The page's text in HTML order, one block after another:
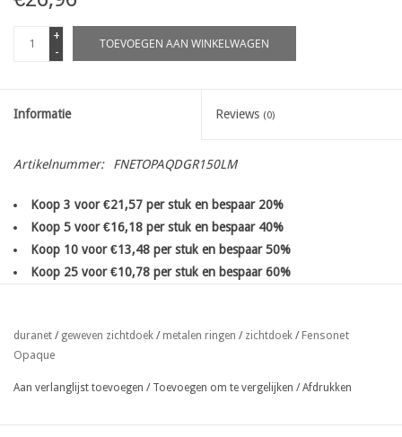
+
-
TOEVOEGEN AAN WINKELWAGEN
Informatie Reviews (0)
Artikelnummer: FNETOPAQDGR150LM
Koop 3 voor €21,57 per stuk en bespaar 20%
Koop 5 voor €16,18 per stuk en bespaar 40%
Koop 10 voor €13,48 per stuk en bespaar 50%
Koop 25 voor €10,78 per stuk en bespaar 60%
tegen een bestaande afsluiting.
afgeboord op gewenste lengte met zoom en voorzien van met
metalen ringen Ø 12 mm om de 30 cmop de lange zijde boven en
duranet / geweven zichtdoek / metalen ringen / zichtdoek / Fensonet
Opaque
Aan verlanglijst toevoegen / Toevoegen om te vergelijken /Afdrukken